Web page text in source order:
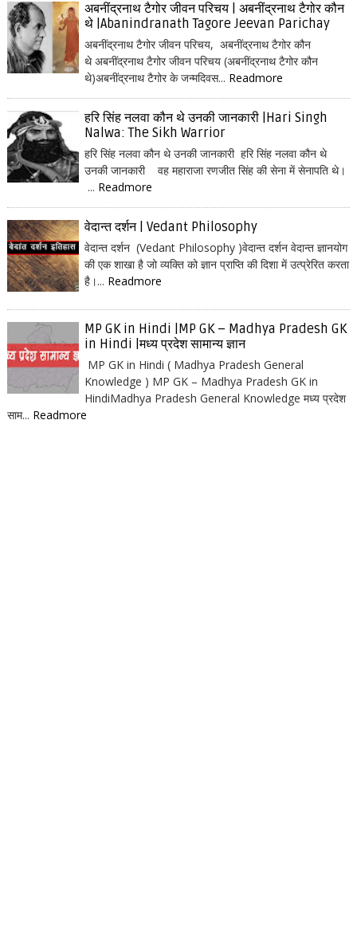
अबनींद्रनाथ टैगोर जीवन परिचय | अबनींद्रनाथ टैगोर कौन
थे |Abanindranath Tagore Jeevan Parichay
अबनींद्रनाथ टैगोर जीवन परिचय, अबनींद्रनाथ टैगोर कौन
थे अबनींद्रनाथ टैगोर जीवन परिचय (अबनींद्रनाथ टैगोर कौन
थे)अबनींद्रनाथ टैगोर के जन्मदिवस... Readmore
हरि सिंह नलवा कौन थे उनकी जानकारी |Hari Singh
Nalwa: The Sikh Warrior
हरि सिंह नलवा कौन थे उनकी जानकारी हरि सिंह नलवा कौन थे
उनकी जानकारी वह महाराजा रणजीत सिंह की सेना में सेनापति थे।
... Readmore
वेदान्त दर्शन | Vedant Philosophy
वेदान्त दर्शन (Vedant Philosophy )वेदान्त दर्शन वेदान्त ज्ञानयोग
की एक शाखा है जो व्यक्ति को ज्ञान प्राप्ति की दिशा में उत्प्रेरित करता
है।... Readmore
MP GK in Hindi |MP GK – Madhya Pradesh GK
in Hindi |मध्य प्रदेश सामान्य ज्ञान
MP GK in Hindi ( Madhya Pradesh General
Knowledge ) MP GK – Madhya Pradesh GK in
HindiMadhya Pradesh General Knowledge मध्य प्रदेश
साम... Readmore